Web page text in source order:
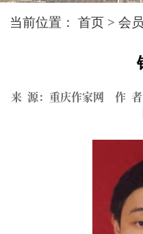
当前位置：首页 >会
来 源：重庆作家网 作